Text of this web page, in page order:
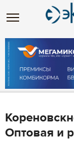
Оптовая и